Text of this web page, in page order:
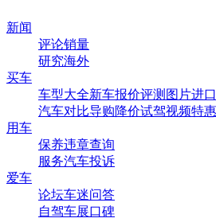
新闻
评论销量
研究海外
买车
车型大全新车报价评测 图片进
汽车对比导购降价试驾视频特
用车
保养违章查询
服务汽车投诉
爱车
论坛车迷问答
自驾车展口碑